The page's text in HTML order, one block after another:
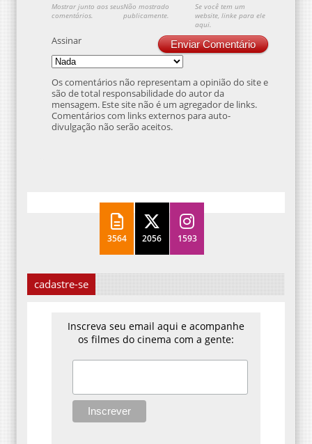
Mostrar junto aos seus
comentários.
Não mostrado
publicamente.
Se você tem um
website, linke para ele
aqui.
Enviar Comentário
Assinar
Os comentários não representam a opinião do site e
são de total responsabilidade do autor da
mensagem. Este site não é um agregador de links.
Comentários com links externos para auto-
divulgação não serão aceitos.
3564 2056 1593
cadastre-se
Inscreva seu email aqui e acompanhe
os filmes do cinema com a gente: